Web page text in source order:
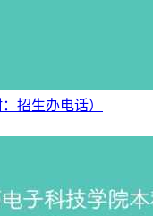
招生办电话）